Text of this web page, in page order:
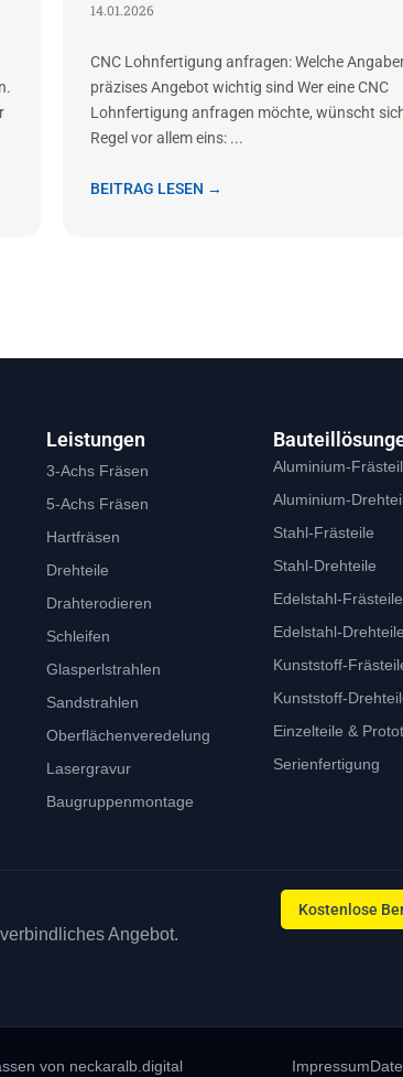
14.01.2026
CNC Lohnfertigung anfragen: Welche
präzises Angebot wichtig sind Wer eine CNC
Lohnfertigung anfragen möchte, wünscht
Regel vor allem eins: ...
BEITRAG LESEN →
Leistungen
3-Achs Fräsen
5-Achs Fräsen
Hartfräsen
Drehteile
Drahterodieren
Schleifen
Glasperlstrahlen
Sandstrahlen
Oberflächenveredelung
Lasergravur
Baugruppenmontage
Aluminium-
Aluminium-
Stahl-Frästeile
Stahl-Drehteile
Edelstahl-Frästeile
Edelstahl-Drehteile
Kunststoff-
Kunststoff-
Einzelteile &
Serienfertigung
Angebot.
Kostenlose
von neckaralb.digital Impressum